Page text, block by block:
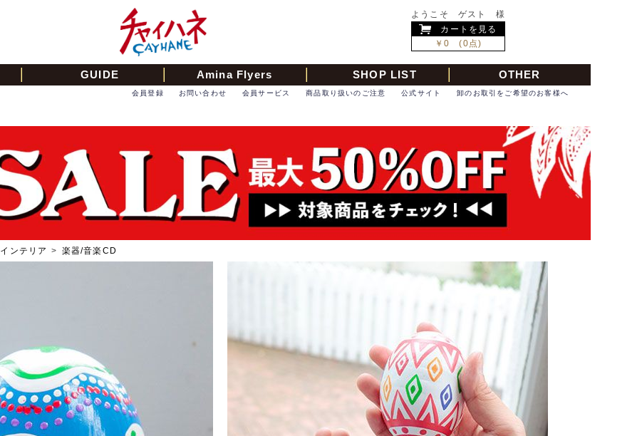
ようこそ ゲスト 様
カートを見る
￥0 (0点)
GUIDE Amina Flyers SHOP LIST OTHER
卸のお取引をご希望のお客様へ
公式サイト
商品取り扱いのご注意
会員サービス
お問い合わせ
会員登録
インテリア > 楽器/音楽CD